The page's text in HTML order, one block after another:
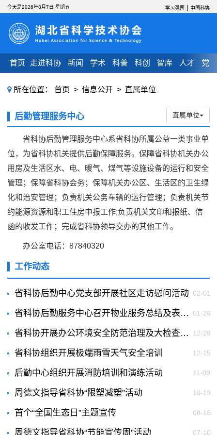
首页 走进科协 新闻 学术 科普 科创 智库 人才 党建
今天是2026年8月7日 星期五 学习强国 | 中国科协
所在位置： 首页 > 信息公开 > 直属单位
后勤管理服务中心 直属单位
省科协后勤管理服务中心系省科协所属公益一类事业单
位，为省科协机关提供后勤保障服务。保障省科协机关办公
用房及生活区水、电、暖气、煤气等设施设备的运行和安全
管理；保障省科协会务；保障机关办公区、生活区的卫生绿
化和治安管理；负责机关公务车辆的运行管理；负责机关节
约能源资源和职工住房申报工作;负责机关文印和报纸、信
函的收发工作；完成省科协领导交办的其他工作。
办公室电话：87840320
工作动态
省科协后勤中心党支部开展社区走访慰问活动 02-01
省科协后勤服务中心召开物业服务总结及表彰会议 01-26
省科协开展办公环境安全防范治理及大检查活动 12-28
省科协组织开展极端雨雪天气安全培训 12-15
后勤中心组织开展消防培训和演练活动 11-09
周德文指导省科协“限塑减塑”活动 10-19
首个“全国生态日”主题宣传 08-16
周德文指导省科协“节能宣传周”活动 07-10